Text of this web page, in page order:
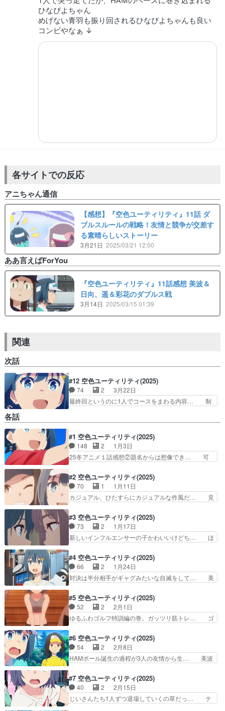
ひなぴよちゃん
めげない青羽も振り回されるひなぴよちゃんも良い
コンビやなぁ ↓
各サイトでの反応
アニちゃん通信
【感想】『空色ユーティリティ』11話 ダ
ブルスルールの戦略！友情と競争が交差す
る素晴らしいストーリー
3月21日 2025/03/21 12:00
ああ言えばForYou
『空色ユーティリティ』11話感想 美波＆
日向、遥＆彩花のダブルス戦
3月14日 2025/03/15 01:39
関連
次話
#12 空色ユーティリティ(2025)
74 2
3月22日
最終回というのに1人でコースをまわる内容… 制
描いた作品の… 私はゴルフの経験がないので、美
波と一緒に… 日常系の作品が減っているのも相ま
って、最… またえっちなゴルフウェアでソロプレ
イやっ… 制作会社：@YostarPictures… 制作
会社：@YostarPictures…
各話
#1 空色ユーティリティ(2025)
148 2
1月3日
25冬アニメ１話感想②題名からは想像でき… 可
しだけやってたね。絵柄は好きだし丁寧… 主人公
の女の子の動きと表情がいい生き生き… 女子高生
がゴルフ始めるアニメ、けっこうい… Pictures制
作で初のオリジナルアニ… ★★★★☆：花は咲
好きなんですが皆さん… 俺が理想と思っている趣
味アニメのはじまり… スポ根系なのかゆるふわ系
なのかまだ判断出…
#2 空色ユーティリティ(2025)
70 1
1月11日
カジュアル、ひたすらにカジュアルな作風だ… 見
の話は一切ありませんでしたｗとにかく… 自分が
「ここに大井とんぼがいたらどんな話… ゆるキャ
ン△・ロスとヤマノススメ・ロスの… 子供の頃は
ゴルフのおもちゃ持ってたんです… 中身があんま
らんけどおもろいあとopが… 4人でショートコー
ス。忘れられないティー… 先輩の乳と尻しか見ど
ころがない。最後に３…
#3 空色ユーティリティ(2025)
73 2
1月17日
新しいインフルエンサーの子かわいいけどち… ほ
根でとんでも才能でライバルをバンバン… ヒロイ
ン出揃いココからってとこかまだ「特… 彩花の言
葉が優しい。遥が教えてくれた、人… 遥の友達で
ある美波回なぜ歳の離れた大学3… ぼざろみたい
盛りの1、2話ではなくお仕… 先輩、相変わらず
すっげえエッチな恰好でゴ… 特に葵さんのﾋﾗｯ
は“ナイスショット”だ…
#4 空色ユーティリティ(2025)
66 2
1月24日
対決は半分相手がギャグみたいな自滅をして… 美
シャルなユーティリティを見つけた美波… 悩んで
悩んで限られたお金で心から欲しいも… ゴルフク
ラブ3割引きをかけて店長と対決、… お目当ての
ユーティリティ3割引を賭けて、… おじさんの趣
ってクラブの名前だったんだ… 高校生の青羽美波
がソシャゲがサ終した事を… 空色百合てーてーと
言われるだけあって健康…
#5 空色ユーティリティ(2025)
52 2
2月1日
ゆるふわゴルフ特訓編の巻。ガッツリ筋トレ… ゴ
ちゃんが楽しそうにゴルフしてるの微笑… ちゃん
としたコースであのユーティリティと… 中間テス
トしたりトレーニングしたり地に足… ・美波のエ
クスカリバーこと、ヤマハインプ… 遥さん改めて
呂入る場面多いなって前から… 毎回妙にエロいし
百合百合しいのほんとに助… 泉美は美波をペット
にしたい欲求でもあるの…
#6 空色ユーティリティ(2025)
54 2
2月8日
HAMボール誕生の過程が3人の友情から生… 美波
ゴルフクラブっていうところ。これは… 彩花さん
がミニスカート姿でしゃがんでいる… 初めての本
格的なコース、空色というだけあ… ・ナイスガイ
（ボール）が親指立てて池ポチ… 美波のパーチャ
#7 空色ユーティリティ(2025)
40 2
2月15日
じいさんたち1人ずつ退場していくの草だっ… テ